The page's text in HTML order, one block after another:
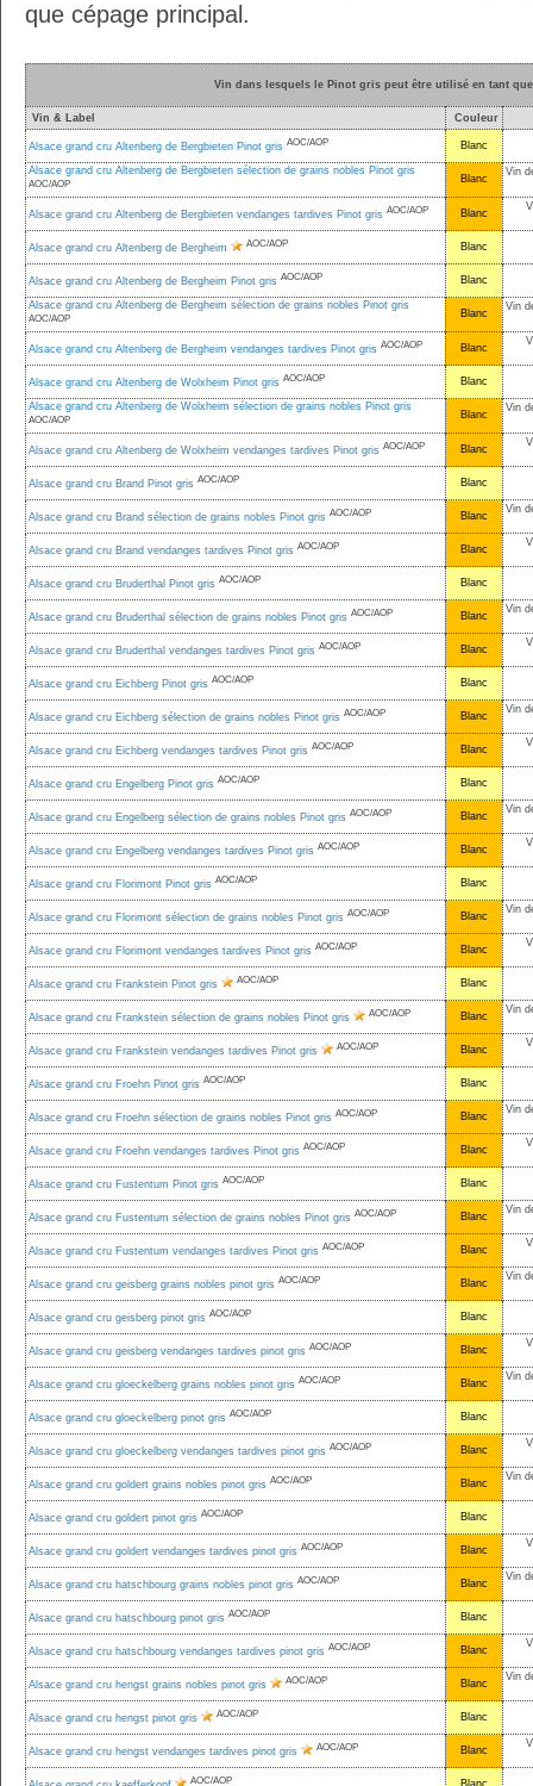
que cépage principal.
Vin dans lesquels le Pinot gris peut être utilisé en tant
Vin & Label Couleur
Alsace grand cru Altenberg de Bergbieten Pinot gris AOC/AOP Blanc
Alsace grand cru Altenberg de Bergbieten sélection de grains nobles Pinot gris
AOC/AOP Blanc
Vin
Alsace grand cru Altenberg de Bergbieten vendanges tardives Pinot gris AOC/AOP Blanc
Alsace grand cru Altenberg de Bergheim AOC/AOP Blanc
Alsace grand cru Altenberg de Bergheim Pinot gris AOC/AOP Blanc
Alsace grand cru Altenberg de Bergheim sélection de grains nobles Pinot gris
AOC/AOP Blanc
Vin
Alsace grand cru Altenberg de Bergheim vendanges tardives Pinot gris AOC/AOP Blanc
Alsace grand cru Altenberg de Wolxheim Pinot gris AOC/AOP Blanc
Alsace grand cru Altenberg de Wolxheim sélection de grains nobles Pinot gris
AOC/AOP Blanc
Vin
Alsace grand cru Altenberg de Wolxheim vendanges tardives Pinot gris AOC/AOP Blanc
Alsace grand cru Brand Pinot gris AOC/AOP Blanc
Alsace grand cru Brand sélection de grains nobles Pinot gris AOC/AOP Blanc
Vin
Alsace grand cru Brand vendanges tardives Pinot gris AOC/AOP Blanc
Alsace grand cru Bruderthal Pinot gris AOC/AOP Blanc
Alsace grand cru Bruderthal sélection de grains nobles Pinot gris AOC/AOP Blanc
Vin
Alsace grand cru Bruderthal vendanges tardives Pinot gris AOC/AOP Blanc
Alsace grand cru Eichberg Pinot gris AOC/AOP Blanc
Alsace grand cru Eichberg sélection de grains nobles Pinot gris AOC/AOP Blanc
Vin
Alsace grand cru Eichberg vendanges tardives Pinot gris AOC/AOP Blanc
Alsace grand cru Engelberg Pinot gris AOC/AOP Blanc
Alsace grand cru Engelberg sélection de grains nobles Pinot gris AOC/AOP Blanc
Vin
Alsace grand cru Engelberg vendanges tardives Pinot gris AOC/AOP Blanc
Alsace grand cru Florimont Pinot gris AOC/AOP Blanc
Alsace grand cru Florimont sélection de grains nobles Pinot gris AOC/AOP Blanc
Vin
Alsace grand cru Florimont vendanges tardives Pinot gris AOC/AOP Blanc
Alsace grand cru Frankstein Pinot gris AOC/AOP Blanc
Alsace grand cru Frankstein sélection de grains nobles Pinot gris AOC/AOP Blanc
Vin
Alsace grand cru Frankstein vendanges tardives Pinot gris AOC/AOP Blanc
Alsace grand cru Froehn Pinot gris AOC/AOP Blanc
Alsace grand cru Froehn sélection de grains nobles Pinot gris AOC/AOP Blanc
Vin
Alsace grand cru Froehn vendanges tardives Pinot gris AOC/AOP Blanc
Alsace grand cru Fustentum Pinot gris AOC/AOP Blanc
Alsace grand cru Fustentum sélection de grains nobles Pinot gris AOC/AOP Blanc
Vin
Alsace grand cru Fustentum vendanges tardives Pinot gris AOC/AOP Blanc
Alsace grand cru geisberg grains nobles pinot gris AOC/AOP Blanc
Vin
Alsace grand cru geisberg pinot gris AOC/AOP Blanc
Alsace grand cru geisberg vendanges tardives pinot gris AOC/AOP Blanc
Alsace grand cru gloeckelberg grains nobles pinot gris AOC/AOP Blanc
Vin
Alsace grand cru gloeckelberg pinot gris AOC/AOP Blanc
Alsace grand cru gloeckelberg vendanges tardives pinot gris AOC/AOP Blanc
Alsace grand cru goldert grains nobles pinot gris AOC/AOP Blanc
Vin
Alsace grand cru goldert pinot gris AOC/AOP Blanc
Alsace grand cru goldert vendanges tardives pinot gris AOC/AOP Blanc
Alsace grand cru hatschbourg grains nobles pinot gris AOC/AOP Blanc
Vin
Alsace grand cru hatschbourg pinot gris AOC/AOP Blanc
Alsace grand cru hatschbourg vendanges tardives pinot gris AOC/AOP Blanc
Alsace grand cru hengst grains nobles pinot gris AOC/AOP Blanc
Vin
Alsace grand cru hengst pinot gris AOC/AOP Blanc
Alsace grand cru hengst vendanges tardives pinot gris AOC/AOP Blanc
AOC/AOP Blanc